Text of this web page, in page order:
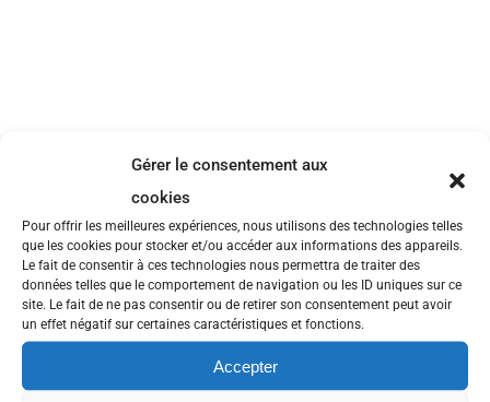
Gérer le consentement aux
cookies
Pour offrir les meilleures expériences, nous utilisons des technologies telles
que les cookies pour stocker et/ou accéder aux informations des appareils.
Le fait de consentir à ces technologies nous permettra de traiter des
données telles que le comportement de navigation ou les ID uniques sur ce
site. Le fait de ne pas consentir ou de retirer son consentement peut avoir
un effet négatif sur certaines caractéristiques et fonctions.
Accepter